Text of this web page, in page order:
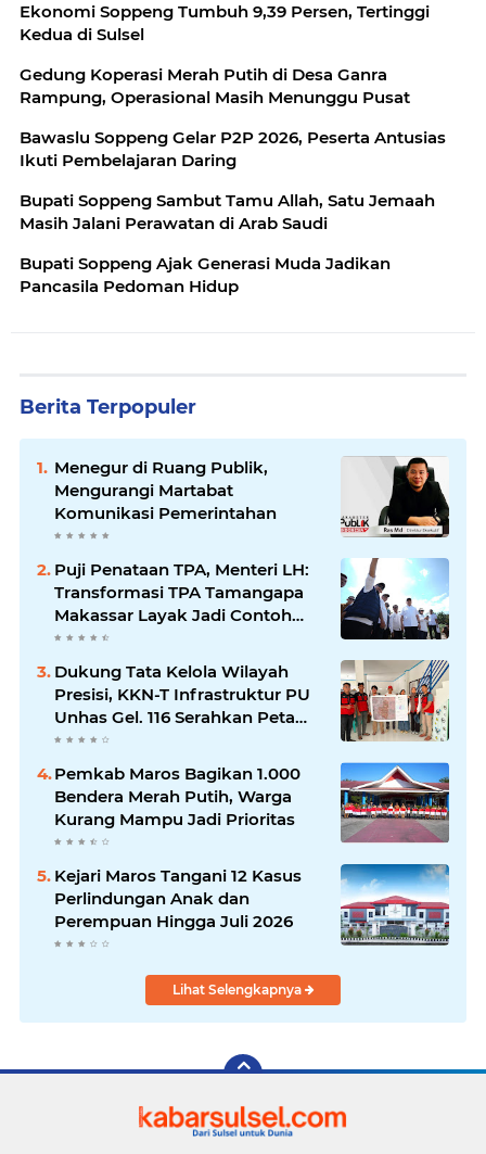
Ekonomi Soppeng Tumbuh 9,39 Persen, Tertinggi
Kedua di Sulsel
Gedung Koperasi Merah Putih di Desa Ganra
Rampung, Operasional Masih Menunggu Pusat
Bawaslu Soppeng Gelar P2P 2026, Peserta Antusias
Ikuti Pembelajaran Daring
Bupati Soppeng Sambut Tamu Allah, Satu Jemaah
Masih Jalani Perawatan di Arab Saudi
Bupati Soppeng Ajak Generasi Muda Jadikan
Pancasila Pedoman Hidup
Berita Terpopuler
Menegur di Ruang Publik,
Mengurangi Martabat
Komunikasi Pemerintahan
Puji Penataan TPA, Menteri LH:
Transformasi TPA Tamangapa
Makassar Layak Jadi Contoh
Nasional
Dukung Tata Kelola Wilayah
Presisi, KKN-T Infrastruktur PU
Unhas Gel. 116 Serahkan Peta
Batas Dusun Berbasis GIS ke
Desa Bonto Matene
Pemkab Maros Bagikan 1.000
Bendera Merah Putih, Warga
Kurang Mampu Jadi Prioritas
Kejari Maros Tangani 12 Kasus
Perlindungan Anak dan
Perempuan Hingga Juli 2026
Lihat Selengkapnya